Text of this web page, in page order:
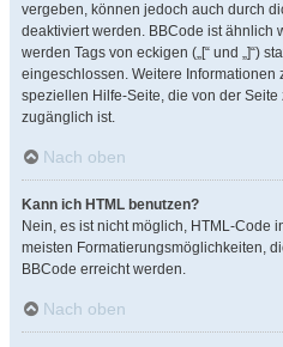
vergeben, können jedoch auch durch
deaktiviert werden. BBCode ist ähnlich
werden Tags von eckigen („[“ und „]“)
eingeschlossen. Weitere Informationen
speziellen Hilfe-Seite, die von der
zugänglich ist.
Nach oben
Kann ich HTML benutzen?
Nein, es ist nicht möglich, HTML-Code
meisten Formatierungsmöglichkeiten,
BBCode erreicht werden.
Nach oben